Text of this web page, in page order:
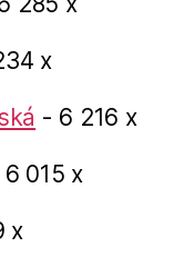
x
- 6 216 x
015 x
x